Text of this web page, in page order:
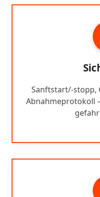
Sanftstart/-stopp,
Abnahmeprotokoll